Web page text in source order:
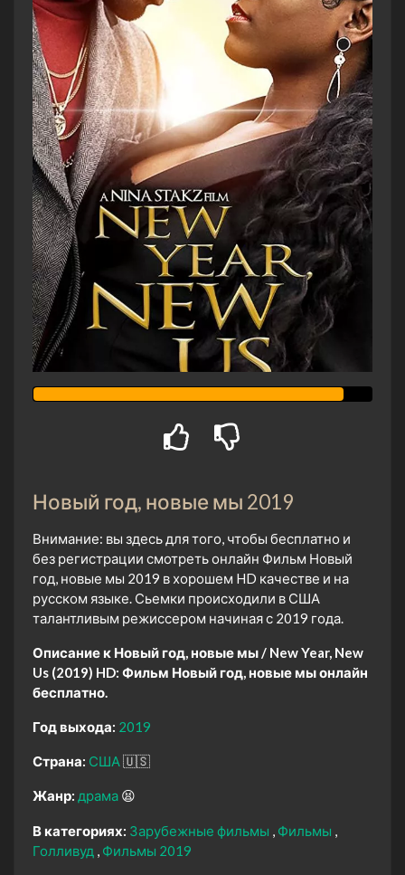
Новый год, новые мы 2019
Внимание: вы здесь для того, чтобы бесплатно и
без регистрации смотреть онлайн Фильм Новый
год, новые мы 2019 в хорошем HD качестве и на
русском языке. Сьемки происходили в США
талантливым режиссером начиная с 2019 года.
Описание к Новый год, новые мы / New Year, New
Us (2019) HD: Фильм Новый год, новые мы онлайн
бесплатно.
Год выхода: 2019
Страна: США🇺🇸
Жанр: драма 😫
В категориях: Зарубежные фильмы
Фильмы
Голливуд
Фильмы 2019